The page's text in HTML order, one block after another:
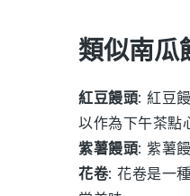
類似南瓜
紅豆饅頭: 紅豆
以作為下午茶點
紫薯饅頭: 紫薯
花卷: 花卷是一